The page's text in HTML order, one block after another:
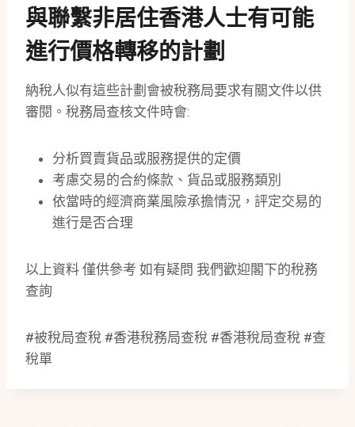
與聯繫非居住香港人士有可能
進行價格轉移的計劃
納稅人似有這些計劃會被稅務局要求有關文件以供
審閱。稅務局查核文件時會:
分析買賣貨品或服務提供的定價
考慮交易的合約條款、貨品或服務類別
依當時的經濟商業風險承擔情況，評定交易的
進行是否合理
以上資料 僅供參考 如有疑問 我們歡迎閣下的稅務
查詢
#被稅局查稅 #香港稅務局查稅 #香港稅局查稅 #查
稅單